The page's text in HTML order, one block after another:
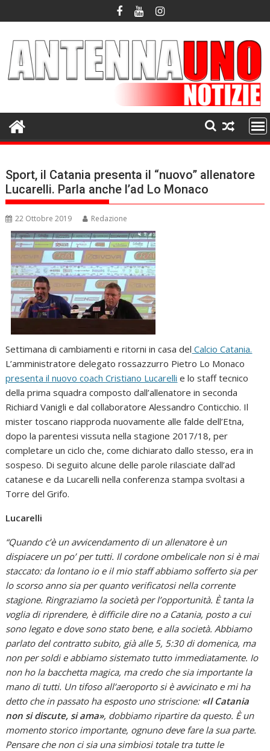
to
Sport, il Catania presenta il “nuovo” allenatore
Lucarelli. Parla anche l’ad Lo Monaco
22 Ottobre 2019 Redazione
Settimana di cambiamenti e ritorni in casa del Calcio Catania.
L’amministratore delegato rossazzurro Pietro Lo Monaco
presenta il nuovo coach Cristiano Lucarelli e lo staff tecnico
della prima squadra composto dall’allenatore in seconda
Richiard Vanigli e dal collaboratore Alessandro Conticchio. Il
mister toscano riapproda nuovamente alle falde dell’Etna,
dopo la parentesi vissuta nella stagione 2017/18, per
completare un ciclo che, come dichiarato dallo stesso, era in
sospeso. Di seguito alcune delle parole rilasciate dall’ad
catanese e da Lucarelli nella conferenza stampa svoltasi a
Torre del Grifo.
Lucarelli
“Quando c’è un avvicendamento di un allenatore è un
dispiacere un po’ per tutti. Il cordone ombelicale non si è mai
staccato: da lontano io e il mio staff abbiamo sofferto sia per
lo scorso anno sia per quanto verificatosi nella corrente
stagione. Ringraziamo la società per l’opportunità. È tanta la
voglia di riprendere, è difficile dire no a Catania, posto a cui
sono legato e dove sono stato bene, e alla società. Abbiamo
parlato del contratto subito, già alle 5, 5:30 di domenica, ma
non per soldi e abbiamo sistemato tutto immediatamente. Io
non ho la bacchetta magica, ma credo che sia importante la
mano di tutti. Un tifoso all’aeroporto si è avvicinato e mi ha
detto che in passato ha esposto uno striscione: «Il Catania
non si discute, si ama», dobbiamo ripartire da questo. È un
momento storico importante, ognuno deve fare la sua parte.
Pensare che non ci sia una simbiosi totale tra tutte le